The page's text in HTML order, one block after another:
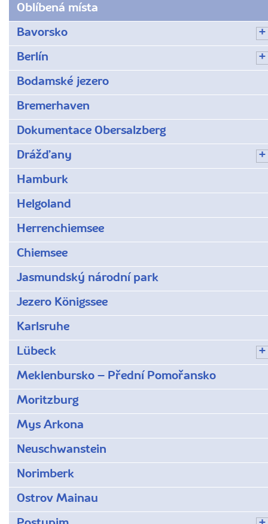
Oblíbená místa
Bavorsko
Berlín
Bodamské jezero
Bremerhaven
Dokumentace Obersalzberg
Drážďany
Hamburk
Helgoland
Herrenchiemsee
Chiemsee
Jasmundský národní park
Jezero Königssee
Karlsruhe
Lübeck
Meklenbursko – Přední Pomořansko
Moritzburg
Mys Arkona
Neuschwanstein
Norimberk
Ostrov Mainau